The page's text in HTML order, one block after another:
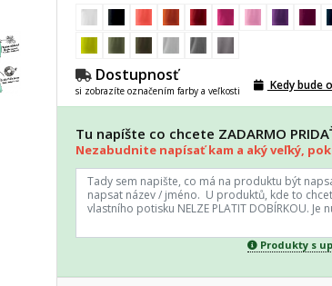
Dostupnosť
si zobrazíte označením farby a veľkosti Kedy bude
Tu napíšte co chcete ZADARMO
Nezabudnite napísať kam a aký veľký,
Produkty s